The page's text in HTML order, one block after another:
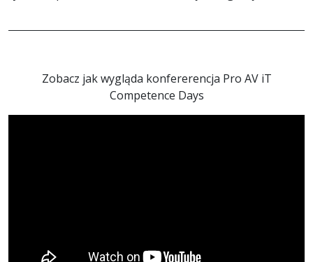
Zobacz jak wygląda konfererencja Pro AV iT
Competence Days